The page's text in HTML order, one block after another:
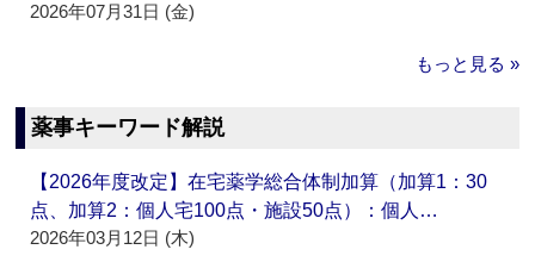
2026年07月31日 (金)
もっと見る »
薬事キーワード解説
【2026年度改定】在宅薬学総合体制加算（加算1：30
点、加算2：個人宅100点・施設50点）：個人…
2026年03月12日 (木)